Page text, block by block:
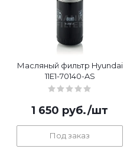
Масляный фильтр Hyundai
11E1-70140-AS
1 650 руб./шт
Под заказ